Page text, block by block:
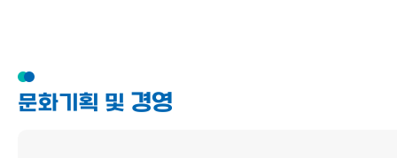
문화기획 및 경영